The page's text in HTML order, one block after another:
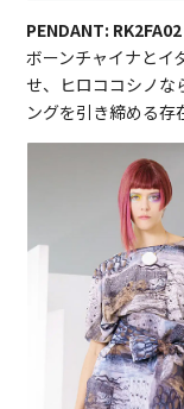
PENDANT:
ボーンチャイナとイ
せ、ヒロココシノな
ングを引き締める存